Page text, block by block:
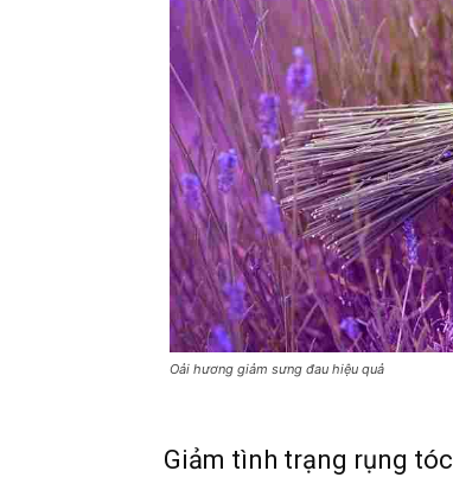
Oải hương giảm sưng đau hiệu quả
Giảm tình trạng rụng tóc